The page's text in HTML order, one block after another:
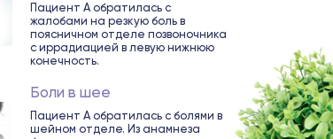
Пациент А обратилась с
жалобами на резкую боль в
поясничном отделе позвоночника
с иррадиацией в левую нижнюю
конечность.
Боли в шее
Пациент А обратилась с болями в
шейном отделе. Из анамнеза